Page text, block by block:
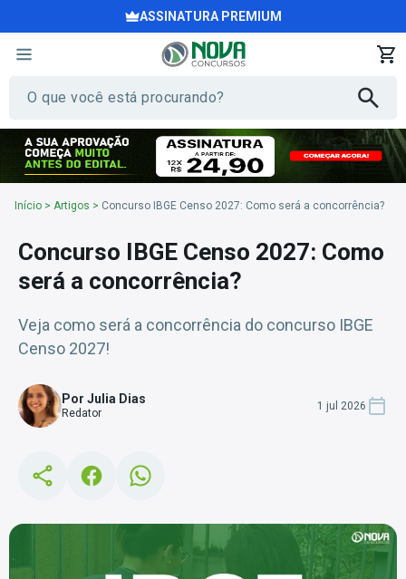
ASSINATURA PREMIUM
Início > Artigos > Concurso IBGE Censo 2027: Como será a concorrência?
Concurso IBGE Censo 2027: Como
será a concorrência?
Veja como será a concorrência do concurso IBGE
Censo 2027!
Por Julia Dias
Redator
1 jul 2026